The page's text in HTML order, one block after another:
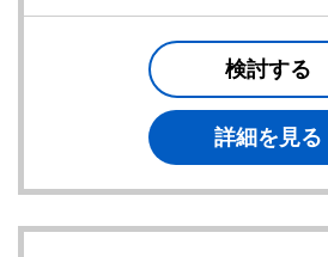
検討する
詳細を見る